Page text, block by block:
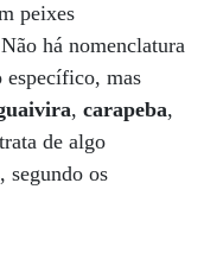
peixes
há nomenclatura
mas
, carapeba,
de algo
segundo os